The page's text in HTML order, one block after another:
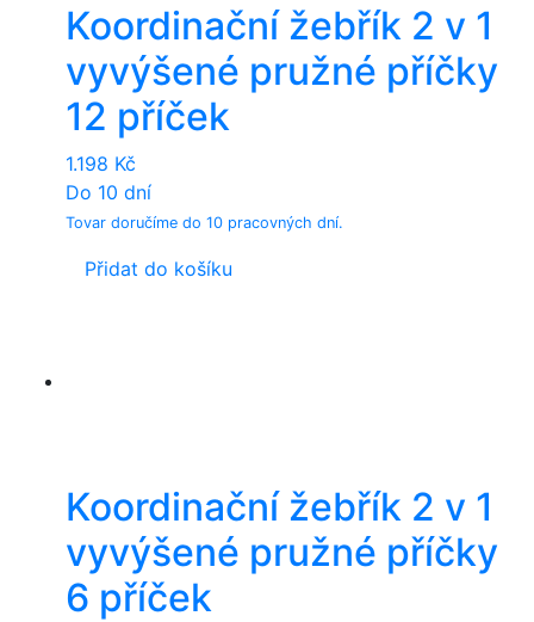
Koordinační žebřík 2 v 1
vyvýšené pružné příčky
12 příček
1.198 Kč
Do 10 dní
Tovar doručíme do 10 pracovných dní.
Přidat do košíku
Koordinační žebřík 2 v 1
vyvýšené pružné příčky
6 příček